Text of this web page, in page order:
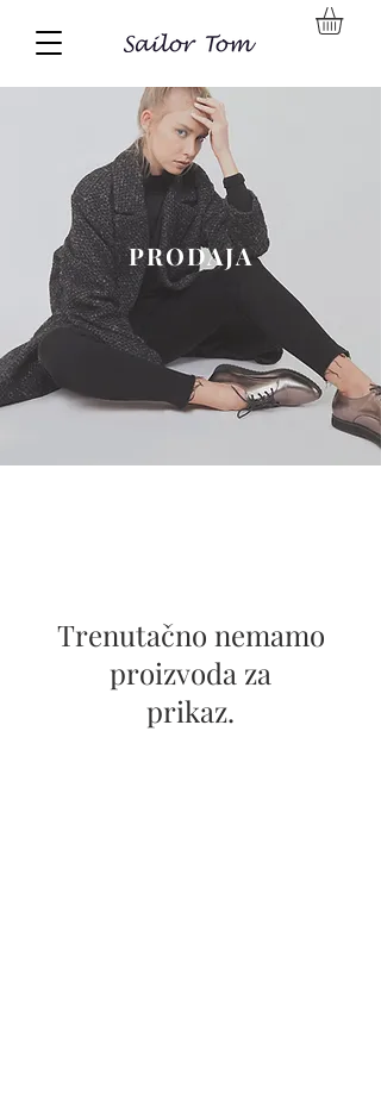
PRODAJA
Trenutačno nemamo
proizvoda za
prikaz.